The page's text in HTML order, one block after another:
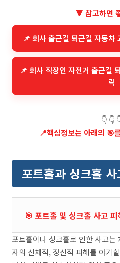
🔻 참고하면
📌 회사 출근길 퇴근길 자동차
📌 회사 직장인 자전거 출근길
릭
👇 👇
📍핵심정보는 아래의 🎯
포트홀과 싱크홀
🎯 포트홀 및 싱크홀 사고
포트홀이나 싱크홀로 인한 사고는
자의 신체적, 정신적 피해를 야기